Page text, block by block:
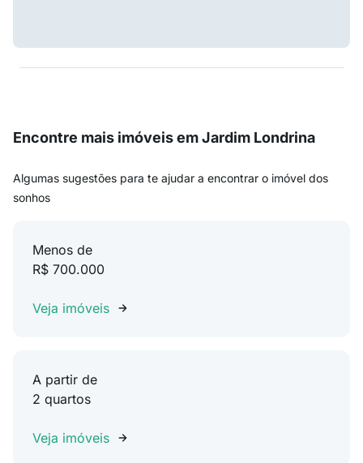
Encontre mais imóveis em Jardim Londrina
Algumas sugestões para te ajudar a encontrar o imóvel dos
sonhos
Menos de
R$ 700.000
Veja imóveis
A partir de
2 quartos
Veja imóveis